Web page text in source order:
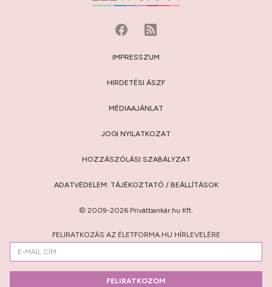
IMPRESSZUM
HIRDETÉSI ÁSZF
MÉDIAAJÁNLAT
JOGI NYILATKOZAT
HOZZÁSZÓLÁSI SZABÁLYZAT
ADATVÉDELEM: TÁJÉKOZTATÓ / BEÁLLÍTÁSOK
© 2009-2026 Privátbankár.hu Kft.
FELIRATKOZÁS AZ ÉLETFORMA.HU HÍRLEVELÉRE
FELIRATKOZOM